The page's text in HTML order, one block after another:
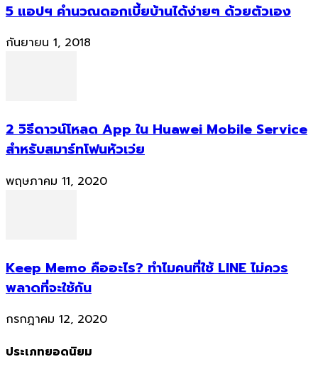
5 แอปฯ คำนวณดอกเบี้ยบ้านได้ง่ายๆ ด้วยตัวเอง
กันยายน 1, 2018
2 วิธีดาวน์โหลด App ใน Huawei Mobile Service
สำหรับสมาร์ทโฟนหัวเว่ย
พฤษภาคม 11, 2020
Keep Memo คืออะไร? ทำไมคนที่ใช้ LINE ไม่ควร
พลาดที่จะใช้กัน
กรกฎาคม 12, 2020
ประเภทยอดนิยม